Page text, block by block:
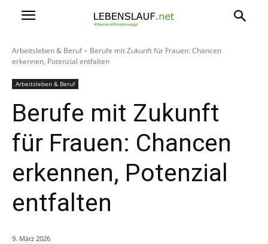
Arbeitsleben & Beruf
Berufe mit Zukunft für Frauen: Chancen
erkennen, Potenzial entfalten
Arbeitsleben & Beruf
Berufe mit Zukunft
für Frauen: Chancen
erkennen, Potenzial
entfalten
9. März 2026